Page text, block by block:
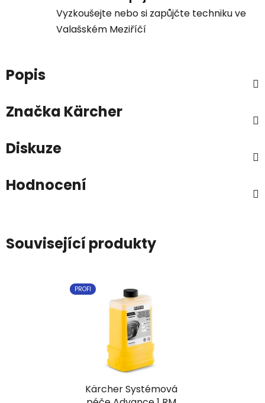
Vyzkoušejte nebo si zapůjčte techniku ve
Valašském Meziříčí
Popis
Značka Kärcher
Diskuze
Hodnocení
Související produkty
PROFI
Kärcher Systémová